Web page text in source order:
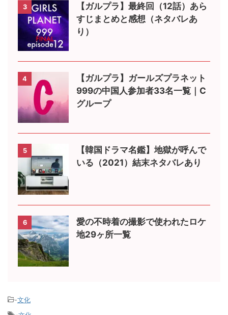
3
【ガルプラ】最終回（12話）あら
すじまとめと感想（ネタバレあ
り）
4
【ガルプラ】ガールズプラネット
999の中国人参加者33名一覧｜C
グループ
5
【韓国ドラマ名鑑】地獄が呼んで
いる（2021）結末ネタバレあり
6
愛の不時着の撮影で使われたロケ
地29ヶ所一覧
-文化